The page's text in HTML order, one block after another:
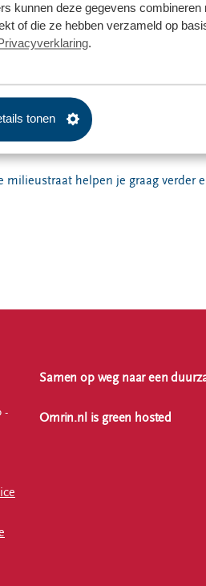
kunnen deze gegevens
of die ze hebben verzameld op
.
tonen
€ 12,60 voor max. 1m³ grond
€ 17,92 per 1000 kg grond/
Grond inleveren tegen betaling
Gratis grond inleveren
milieustraat helpen je graag verder
-
Samen op weg naar een
Omrin.nl is green hosted